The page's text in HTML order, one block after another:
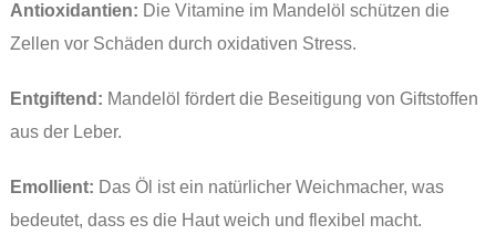
Antioxidantien: Die Vitamine im Mandelöl schützen die
Zellen vor Schäden durch oxidativen Stress.
Entgiftend: Mandelöl fördert die Beseitigung von Giftstoffen
aus der Leber.
Emollient: Das Öl ist ein natürlicher Weichmacher, was
bedeutet, dass es die Haut weich und flexibel macht.